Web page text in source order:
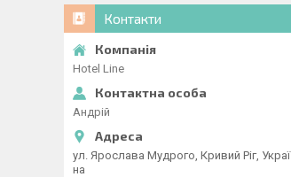
Контакти
Hotel Line
Андрій
ул. Ярослава Мудрого, Кривий Ріг, Украї
на